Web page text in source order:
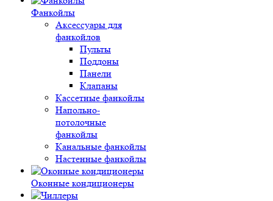
Фанкойлы
Аксессуары для
фанкойлов
Пульты
Поддоны
Панели
Клапаны
Кассетные фанкойлы
Напольно-
потолочные
фанкойлы
Канальные фанкойлы
Настенные фанкойлы
Оконные кондиционеры